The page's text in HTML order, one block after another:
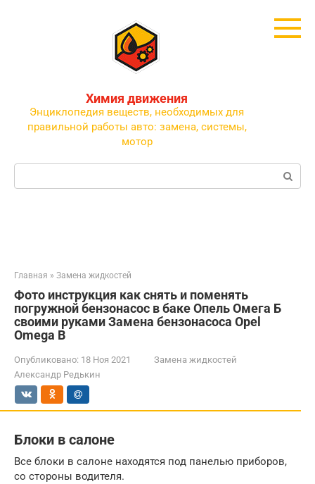
Химия движения
Энциклопедия веществ, необходимых для
правильной работы авто: замена, системы,
мотор
Поиск:
Главная » Замена жидкостей
Фото инструкция как снять и поменять
погружной бензонасос в баке Опель Омега Б
своими руками Замена бензонасоса Opel
Omega B
Опубликовано: 18 Ноя 2021
Замена жидкостей
Александр Редькин
Блоки в салоне
Все блоки в салоне находятся под панелью приборов,
со стороны водителя.